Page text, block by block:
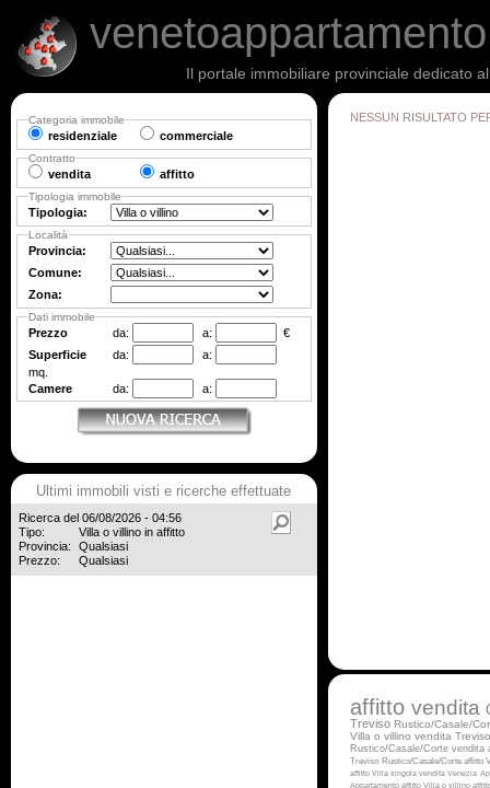
Il portale immobiliare provinciale dedicato
NESSUN RISULTATO
affitto vendita
Treviso Rustico/Casale/
Villa o villino vendita Treviso
Rustico/Casale/Corte vendita
Treviso Rustico/Casale/Corte affitto
affitto Villa singola vendita Venezia
Appartamento affitto Villa o villino
Categoria immobile
residenziale commerciale
Contratto
vendita affitto
Tipologia immobile
Tipologia:
Località
Provincia:
Comune:
Zona:
Dati immobile
Prezzo da: a:
€
Superficie
da:
a:
mq.
Camere
da: a:
Ultimi immobili visti e ricerche effettuate
Ricerca del 06/08/2026 - 04:56
Tipo:
Villa o villino in affitto
Provincia:
Qualsiasi
Prezzo:
Qualsiasi